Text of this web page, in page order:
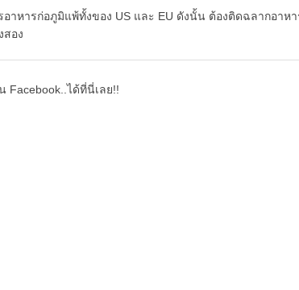
อาหารก่อภูมิแพ้ทั้งของ US และ EU ดังนั้น ต้องติดฉลากอาห
สอง
Facebook..ได้ที่นี่เลย!!